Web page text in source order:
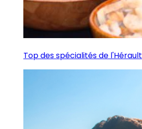
Top des spécialités de l'Hérault